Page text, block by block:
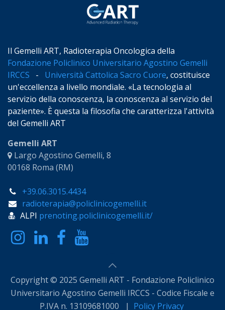
Il Gemelli ART, Radioterapia Oncologica della
Fondazione Policlinico Universitario Agostino Gemelli
IRCCS - Università Cattolica Sacro Cuore, costituisce
un'eccellenza a livello mondiale. «La tecnologia al
servizio della conoscenza, la conoscenza al servizio del
paziente». È questa la filosofia che caratterizza l'attività
del Gemelli ART
Gemelli ART
Largo Agostino Gemelli, 8
00168 Roma (RM)
+39.06.3015.4434
radioterapia@policlinicogemelli.it
ALPI prenoting.policlinicogemelli.it/
Copyright © 2025 Gemelli ART - Fondazione Policlinico
Universitario Agostino Gemelli IRCCS - Codice Fiscale e
P.IVA n. 13109681000 | Policy Privacy